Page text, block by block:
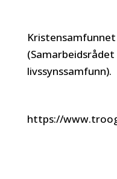
livssynssamfunn).
https://